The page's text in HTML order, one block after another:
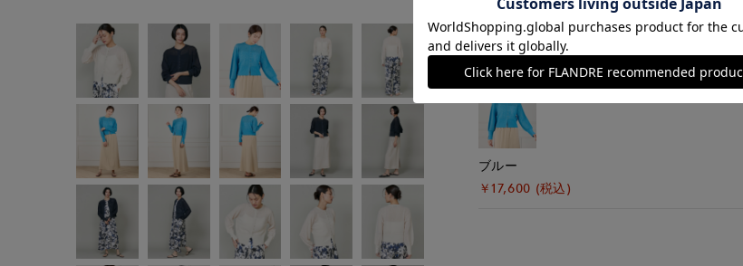
ベージュ
￥17,600 (税込)
ブルー
￥17,600 (税込)
09(9号) 在庫なし